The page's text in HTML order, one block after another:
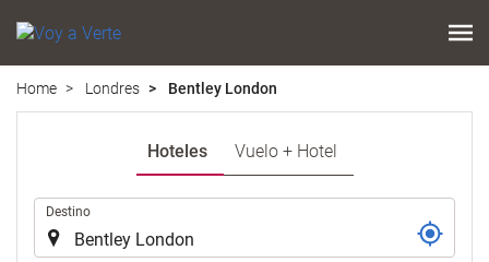
Home Londres Bentley London
Hoteles Vuelo + Hotel
Destino